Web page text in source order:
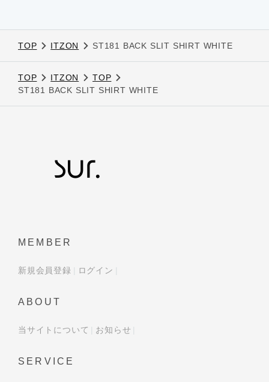
TOP ITZON ST181 BACK SLIT SHIRT WHITE
TOP ITZON
TOP
ST181 BACK SLIT SHIRT WHITE
MEMBER
新規会員登録 ログイン
ABOUT
当サイトについて お知らせ
SERVICE